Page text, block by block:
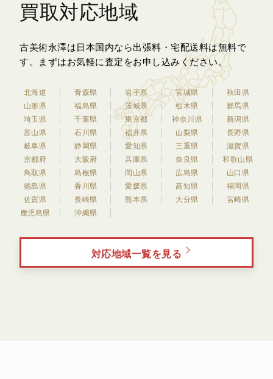
買取対応地域
古美術永澤は日本国内なら出張料・宅配送料は無料で
す。
まずはお気軽に査定をお申し込みください。
北海道 青森県 岩手県 宮城県
秋田県
山形県
福島県 茨城県 栃木県
群馬県
埼玉県
千葉県 東京都 神奈川県
新潟県
富山県
石川県 福井県 山梨県
長野県
岐阜県
静岡県 愛知県 三重県
滋賀県
京都府
大阪府 兵庫県 奈良県
和歌山県
鳥取県
島根県 岡山県 広島県
山口県
徳島県
香川県 愛媛県 高知県
福岡県
佐賀県
長崎県 熊本県 大分県
宮崎県
鹿児島県
沖縄県
対応地域一覧を見る